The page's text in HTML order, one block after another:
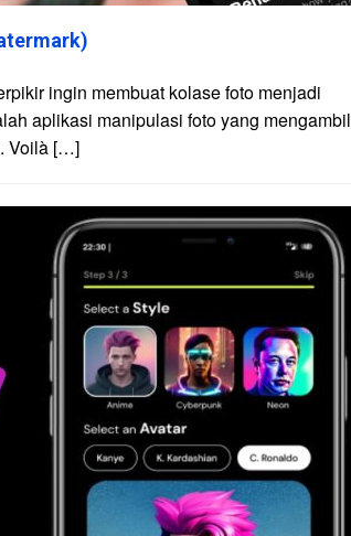
ingin membuat kolase foto menjadi
aplikasi manipulasi foto yang mengambil
Voilà […]